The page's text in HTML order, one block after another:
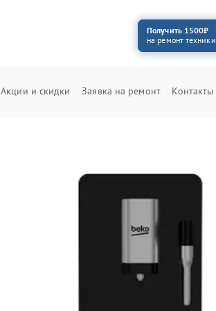
Получить 1500₽
на ремонт техники
Акции и скидки Заявка на ремонт Контакты